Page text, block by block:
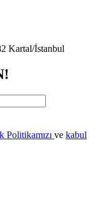
Kartal/İstanbul
Politikamızı ve kabul